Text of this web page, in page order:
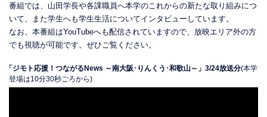
番組では、山田学長や各課職員へ本学のこれからの新たな取り組みにつ
いて、また学生へも学生生活についてインタビューしています。
なお、本番組はYouTubeへも配信されていますので、放映エリア外の方
でも視聴が可能です。ぜひご覧ください。
「ジモト応援！つながるNews ～南大阪･りんくう･和歌山～」3/24放送分(本学
登場は10分30秒ごろから)